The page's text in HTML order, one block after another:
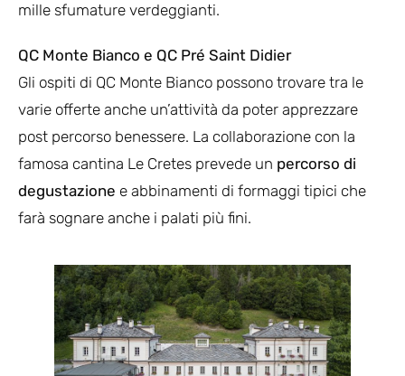
mille sfumature verdeggianti.
QC Monte Bianco e QC Pré Saint Didier
Gli ospiti di QC Monte Bianco possono trovare tra le
varie offerte anche un’attività da poter apprezzare
post percorso benessere. La collaborazione con la
famosa cantina Le Cretes prevede un percorso di
degustazione e abbinamenti di formaggi tipici che
farà sognare anche i palati più fini.